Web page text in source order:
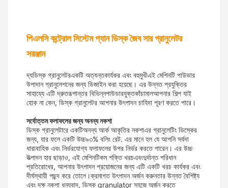
পিএলসি কন্ট্রোল সিস্টেম প্যান ডিস্ক জৈব সার গ্রানুলেটর
সরঞ্জাম
দ্যডিস্ক গ্রানুলেটরএকটি অত্যন্তকার্যকর এবং বহুমুখীএই মেশিনটি পাউডার
উপাদান গ্রানুলেশনের জন্য ডিজাইন করা হয়েছে। এর উন্নত প্রযুক্তির
সাহায্যে এটি দ্রুতরূপান্তর বিভিন্নপাউডারযুক্তকাঁচামালআপনার শিল্প যাই
হোক না কেন, ডিস্ক গ্রানুলেটর আপনার উৎপাদন চাহিদা পূরণ করতে পারে।
সর্বোত্তম ফলাফলের জন্য অনন্য নকশা
ডিস্ক গ্রানুলেটারে একটিঅনন্য আর্ক আকৃতির নকশাএর গ্রানুলেটিং ডিস্কের
জন্য, যার ফলে একটি উচ্চ৯৩% বলিং রেট. এর মানে হল যে আপনি সর্বদা
ধারাবাহিক এবং নির্ভরযোগ্য ফলাফলের উপর নির্ভর করতে পারেন। এর উচ্চ
উত্পাদন হার ছাড়াও, এই মেশিনটিকম শক্তি খরচএবংদুর্দান্ত পরিধান
প্রতিরোধের, আপনার উৎপাদন প্রয়োজনের জন্য এটি একটি খরচ কার্যকর এবং
দীর্ঘস্থায়ী পছন্দ করে তোলে।ক্রমাগত উৎপাদন অর্জন করুনতার উন্নত বৈশিষ্ট্য
এবং দক্ষ নকশা ধন্যবাদ, ডিস্ক granulator সহজে অর্জন করতে